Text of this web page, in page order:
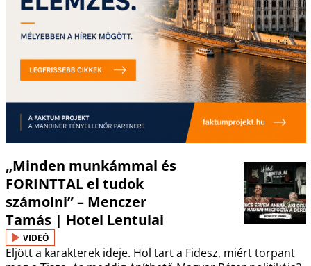
„Minden munkámmal és
FORINTTAL el tudok
számolni” – Menczer
Tamás | Hotel Lentulai
VIDEÓ
Eljött a karakterek ideje. Hol tart a Fidesz, miért torpant